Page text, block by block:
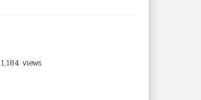
1,184 views